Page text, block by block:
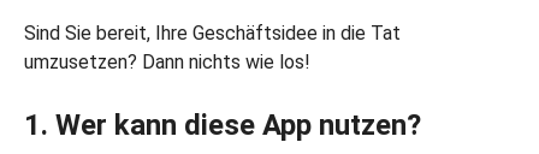
Sind Sie bereit, Ihre Geschäftsidee in die Tat
umzusetzen? Dann nichts wie los!
1. Wer kann diese App nutzen?